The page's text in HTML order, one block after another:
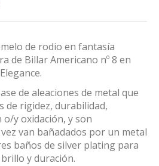
de rodio en fantasía
de Billar Americano nº 8 en
de aleaciones de metal que
de rigidez, durabilidad,
y oxidación, y son
van bañadados por un metal
baños de silver plating para
y duración.